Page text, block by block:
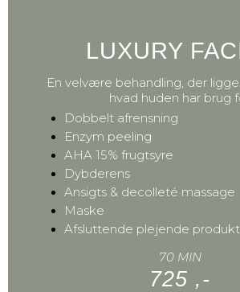
LUXURY
En velvære behandling, der
hvad huden har brug
Dobbelt afrensning
Enzym peeling
AHA 15% frugtsyre
Dybderens
Ansigts & decolleté massage
Maske
Afsluttende plejende
70 MIN
725 ,-